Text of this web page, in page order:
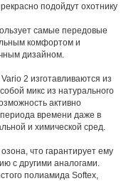
подойдут охотнику
самые передовые
комфортом и
дизайном.
2 изготавливаются из
микс из натурального
активно
периода времени даже в
и химической сред.
что гарантирует ему
с другими аналогами.
полиамида Softex,